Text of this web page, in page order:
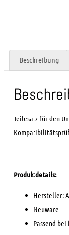
Beschreibung
Teilesatz für den
Produktdetails:
Hersteller:
Neuware
Passend bei